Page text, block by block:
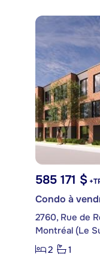
585 171 $
Condo à
2760, Rue de
Montréal (Le
2
1